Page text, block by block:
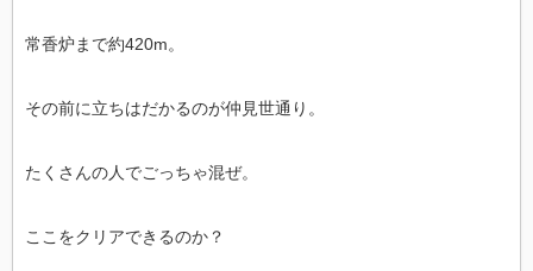
常香炉まで約420m。
その前に立ちはだかるのが仲見世通り。
たくさんの人でごっちゃ混ぜ。
ここをクリアできるのか？